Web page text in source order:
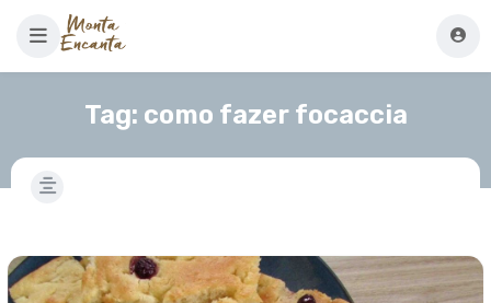
Tag: como fazer focaccia